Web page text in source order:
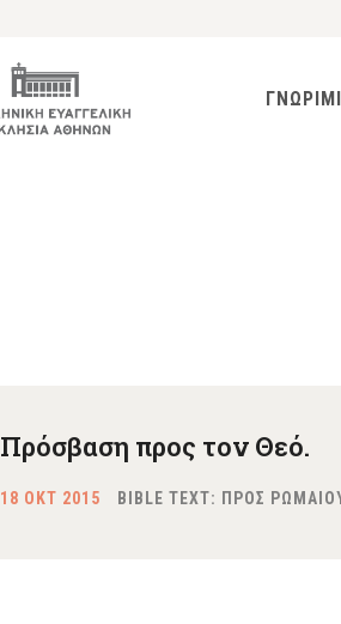
Πρόσβαση προς τον Θεό.
18 ΟΚΤ 2015 BIBLE TEXT: ΠΡΟΣ